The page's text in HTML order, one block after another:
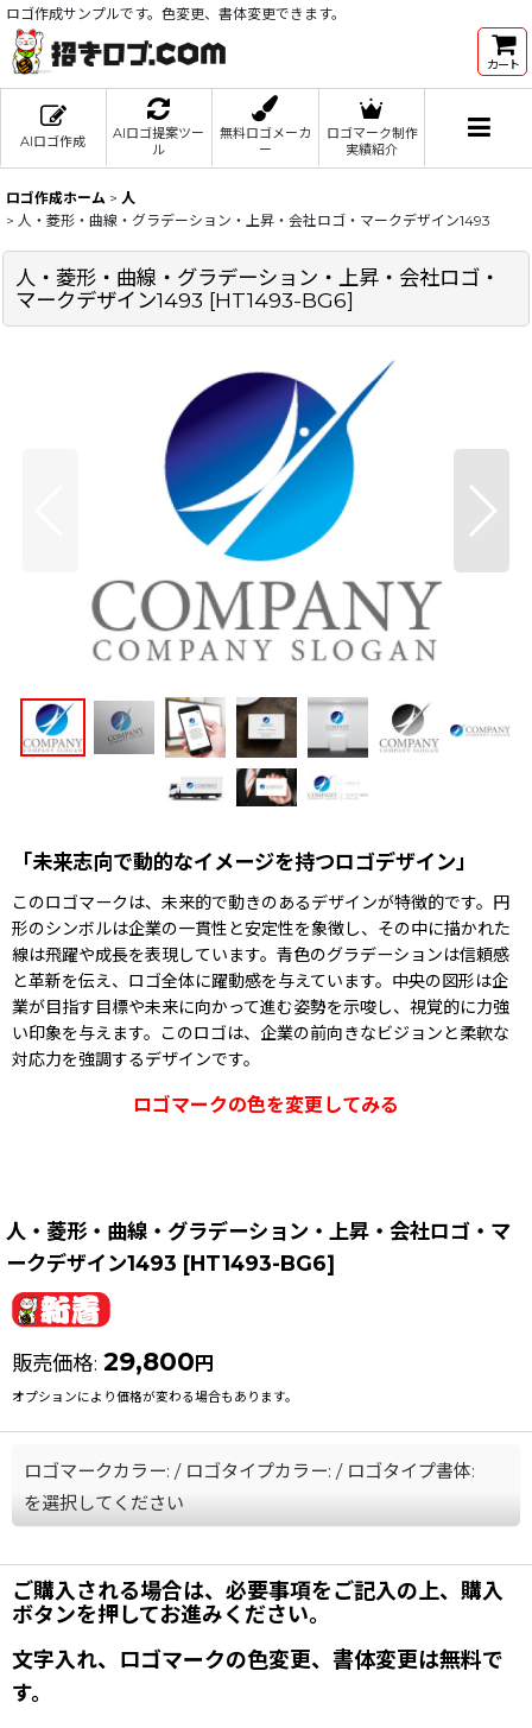
ロゴ作成サンプルです。色変更、書体変更できます。
カート
AIロゴ作成
AIロゴ提案ツー
ル
無料ロゴメーカ
ー
ロゴマーク制作
実績紹介
ロゴ作成ホーム > 人
> 人・菱形・曲線・グラデーション・上昇・会社ロゴ・マークデザイン1493
人・菱形・曲線・グラデーション・上昇・会社ロゴ・
マークデザイン1493 [HT1493-BG6]
「未来志向で動的なイメージを持つロゴデザイン」
このロゴマークは、未来的で動きのあるデザインが特徴的です。円
形のシンボルは企業の一貫性と安定性を象徴し、その中に描かれた
線は飛躍や成長を表現しています。青色のグラデーションは信頼感
と革新を伝え、ロゴ全体に躍動感を与えています。中央の図形は企
業が目指す目標や未来に向かって進む姿勢を示唆し、視覚的に力強
い印象を与えます。このロゴは、企業の前向きなビジョンと柔軟な
対応力を強調するデザインです。
ロゴマークの色を変更してみる
人・菱形・曲線・グラデーション・上昇・会社ロゴ・マ
ークデザイン1493 [HT1493-BG6]
販売価格: 29,800円
オプションにより価格が変わる場合もあります。
ロゴマークカラー: / ロゴタイプカラー: / ロゴタイプ書体:
を選択してください
ご購入される場合は、必要事項をご記入の上、購入
ボタンを押してお進みください。
文字入れ、ロゴマークの色変更、書体変更は無料で
す。